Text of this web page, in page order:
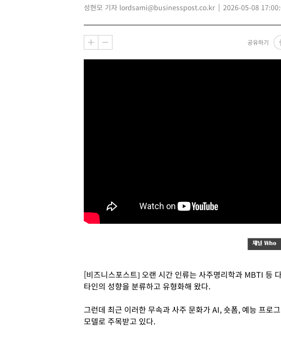
성현모 기자 lordsami@businesspost.co.kr 2026-05-08
공유하기
[비즈니스포스트] 오랜 시간 인류는 사주명리학과 MBTI 등
타인의 성향을 분류하고 유형화해 왔다.
그런데 최근 이러한 무속과 사주 문화가 AI, 숏폼, 예능 프로
모델로 주목받고 있다.